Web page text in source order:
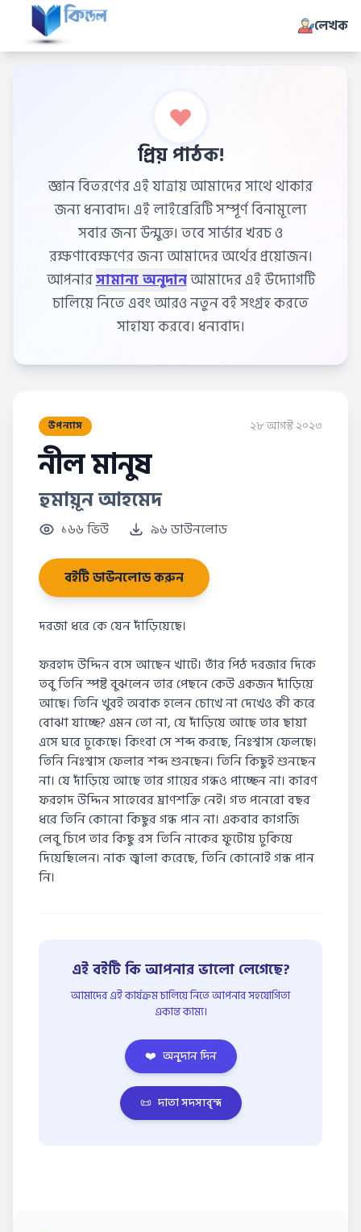
লেখক
প্রিয় পাঠক!
জ্ঞান বিতরণের এই যাত্রায় আমাদের সাথে থাকার
জন্য ধন্যবাদ। এই লাইব্রেরিটি সম্পূর্ণ বিনামূল্যে
সবার জন্য উন্মুক্ত। তবে সার্ভার খরচ ও
রক্ষণাবেক্ষণের জন্য আমাদের অর্থের প্রয়োজন।
আপনার
সামান্য অনুদানআমাদের এই উদ্যোগটি
চালিয়ে নিতে এবং আরও নতুন বই সংগ্রহ করতে
সাহায্য করবে। ধন্যবাদ।
উপন্যাস ২৮ আগস্ট ২০২৩
নীল মানুষ
হুমায়ূন আহমেদ
১৬৬ ভিউ ৯৬ ডাউনলোড
বইটি ডাউনলোড করুন
দরজা ধরে কে যেন দাঁড়িয়েছে।
ফরহাদ উদ্দিন বসে আছেন খাটে। তাঁর পিঠ দরজার দিকে
তবু তিনি স্পষ্ট বুঝলেন তার পেছনে কেউ একজন দাঁড়িয়ে
আছে। তিনি খুবই অবাক হলেন চোখে না দেখেও কী করে
বোঝা যাচ্ছে? এমন তো না, যে দাঁড়িয়ে আছে তার ছায়া
এসে ঘরে ঢুকেছে। কিংবা সে শব্দ করছে, নিঃশ্বাস ফেলছে।
তিনি নিঃশ্বাস ফেলার শব্দ শুনছেন। তিনি কিছুই শুনছেন
না। যে দাঁড়িয়ে আছে তার গায়ের গন্ধও পাচ্ছেন না। কারণ
ফরহাদ উদ্দিন সাহেবের ঘ্রাণশক্তি নেই। গত পনেরো বছর
ধরে তিনি কোনো কিছুর গন্ধ পান না। একবার কাগজি
লেবু চিপে তার কিছু রস তিনি নাকের ফুটোয় ঢুকিয়ে
দিয়েছিলেন। নাক জ্বালা করেছে, তিনি কোনোই গন্ধ পান
নি।
এই বইটি কি আপনার ভালো লেগেছে?
আমাদের এই কার্যক্রম চালিয়ে নিতে আপনার সহযোগিতা
একান্ত কাম্য।
❤️ অনুদান দিন
📜 দাতা সদস্যবৃন্দ